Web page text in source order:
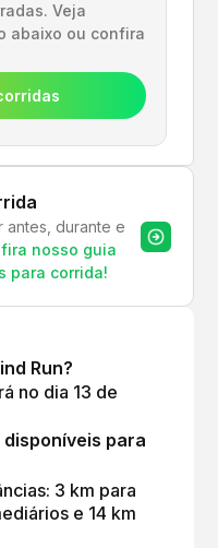
Veja
abaixo ou confira
antes, durante e
nosso guia
para corrida!
Run?
no dia 13 de
para
3 km para
e 14 km